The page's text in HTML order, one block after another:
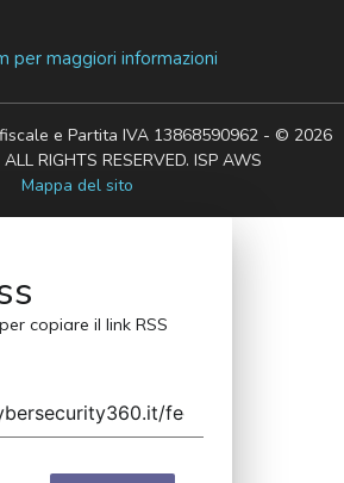
per maggiori informazioni
e Partita IVA 13868590962 - © 2026
RIGHTS RESERVED. ISP AWS
Mappa del sito
copiare il link RSS